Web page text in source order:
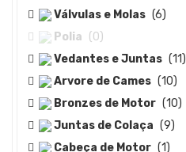
Válvulas e Molas (6)
Polia (0)
Vedantes e Juntas (11)
Arvore de Cames (10)
Bronzes de Motor (10)
Juntas de Colaça (9)
Cabeça de Motor (1)